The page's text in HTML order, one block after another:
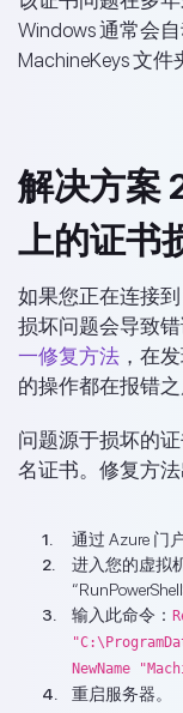
Windows 通常会
MachineKeys 文
解决方案
上的证书
如果您正在连接
损坏问题会导致
一修复方法 ，在
的操作都在报错之
问题源于损坏的
名证书。修复方法
通过 Azure 门
进入您的虚拟
输入此命令：
NewName
重启服务器。